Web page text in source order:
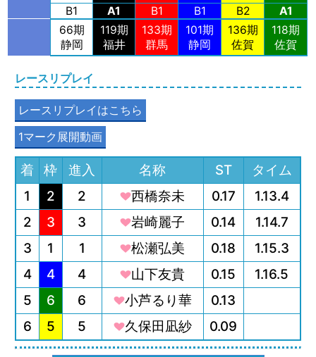
B1
A1 B1 B1 B2
A1
66期
静岡
119期
福井
133期
群馬
101期
静岡
136期
佐賀
118期
佐賀
レースリプレイ
レースリプレイはこちら
1マーク展開動画
着 枠 進入 名称 ST
タイム
1
2 2 西橋奈未 0.17
1.13.4
2
3 3 岩崎麗子 0.14
1.14.7
3
1 1 松瀬弘美 0.18
1.15.3
4
4 4 山下友貴 0.15
1.16.5
5
6 6 小芦るり華
0.13
6
5 5 久保田凪紗 0.09